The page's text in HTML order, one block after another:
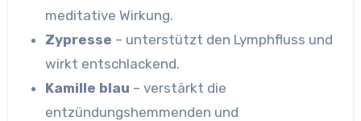
meditative Wirkung.
Zypresse – unterstützt den Lymphfluss und
wirkt entschlackend.
Kamille blau – verstärkt die
entzündungshemmenden und